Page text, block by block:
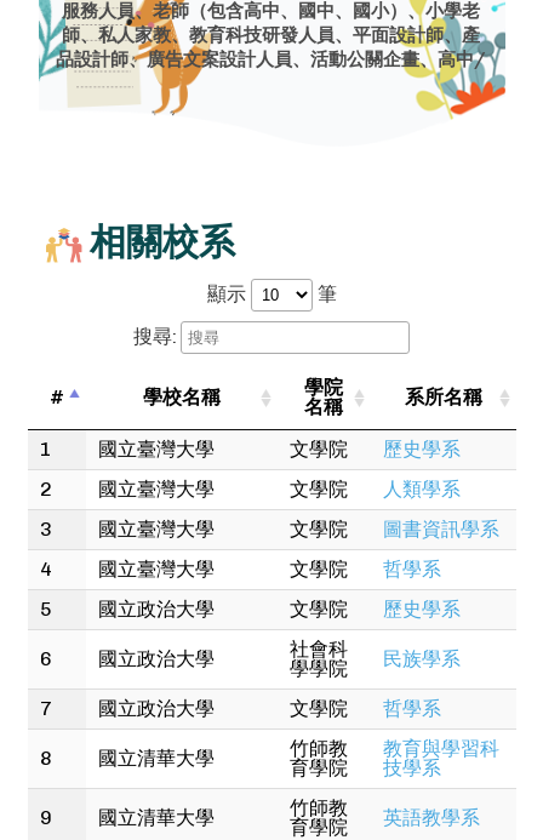
服務人員、老師（包含高中、國中、國小）、小學老
師、私人家教、教育科技研發人員、平面設計師、產
品設計師、廣告文案設計人員、活動公關企畫、高中/
職老師、公關專家、行政主管、社會和社區服務經
理、娛樂休閒服務人員、中小學行政主管、大學行政
影師、製作人及導演、博物館館長、口譯/筆譯人員、
外語及文學教授和教師、作家、英語文學教授或教
師、餐飲經理、牧師/傳道、櫃檯人員、導覽員
相關校系
顯示
筆
搜尋:
# 學校名稱
學院
名稱
系所名稱
1 國立臺灣大學 文學院
歷史學系
2
國立臺灣大學 文學院
人類學系
3
國立臺灣大學 文學院
圖書資訊學系
4
國立臺灣大學 文學院
哲學系
5
國立政治大學 文學院 歷史學系
6 國立政治大學
社會科
學學院
民族學系
7 國立政治大學 文學院 哲學系
8 國立清華大學
竹師教
育學院
教育與學習科
技學系
9 國立清華大學
竹師教
育學院
英語教學系